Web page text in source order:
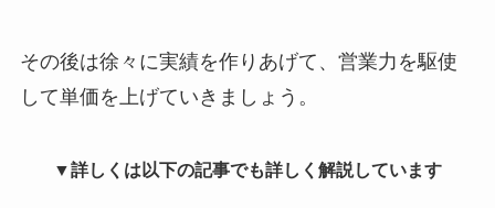
その後は徐々に実績を作りあげて、営業力を駆使
して単価を上げていきましょう。
▼詳しくは以下の記事でも詳しく解説しています